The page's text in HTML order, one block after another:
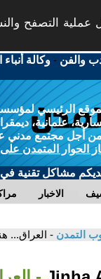
التصفح
والفن -وكالة أنباء
الرئيسي
علمانية،
أجل مجتمع مدني
الحوار المتمدن
لديكم مشاكل تقنية
الاخبار
التمدن - العراق...